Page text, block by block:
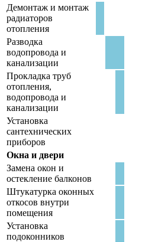
Демонтаж и монтаж
радиаторов
отопления
Разводка
водопровода и
канализации
Прокладка труб
отопления,
водопровода и
канализации
Установка
сантехнических
приборов
Окна и двери
Замена окон и
остекление балконов
Штукатурка оконных
откосов внутри
помещения
Установка
подоконников